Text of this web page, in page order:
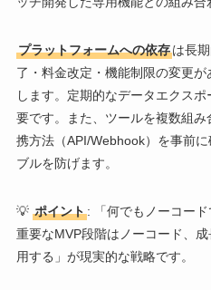
プラットフォームへの依存は長
了・料金改定・機能制限の変更
します。定期的なデータエクス
要です。また、ツールを複数組
携方法（API/Webhook）を事前
ブルを防げます。
💡 ポイント: 「何でもノーコー
重要なMVP段階はノーコード、
用する」が現実的な戦略です。